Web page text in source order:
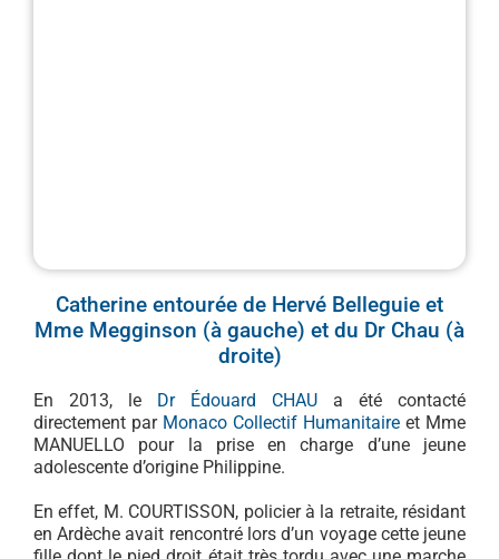
Catherine entourée de Hervé Belleguie et
Mme Megginson (à gauche) et du Dr Chau (à
droite)
En 2013, le Dr Édouard CHAU a été contacté
directement par Monaco Collectif Humanitaire et Mme
MANUELLO pour la prise en charge d’une jeune
adolescente d’origine Philippine.
En effet, M. COURTISSON, policier à la retraite, résidant
en Ardèche avait rencontré lors d’un voyage cette jeune